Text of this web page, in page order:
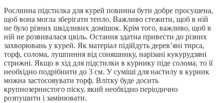
Рослинна підстилка для курей повинна бути добре просушена,
щоб вона могла зберігати тепло. Важливо стежити, щоб в ній
не було різних шкідливих домішок. Крім того, важливо, щоб в
ній не розвивалася цвіль. Остання здатна привести до різних
захворювань у курей. Як матеріал підійдуть дерев’яні тирса,
торф, солома, лушпиння від соняшнику, нарізані кукурудзяні
стрижні. Якщо в хід для підстилки в курнику піде солома, то її
необхідно подрібнити до 3 см. У суміші для настилу в курник
можна застосовувати торф. Влітку буде досить
крупнозернистого піску, який необхідно періодично
розпушити і замінювати.